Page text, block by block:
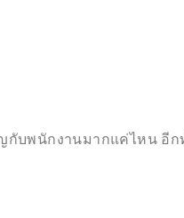
กับพนักงานมากแค่ไหน อี